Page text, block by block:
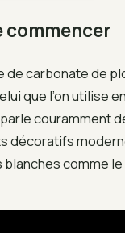
commencer
de carbonate de
que l’on utilise
couramment
décoratifs
comme